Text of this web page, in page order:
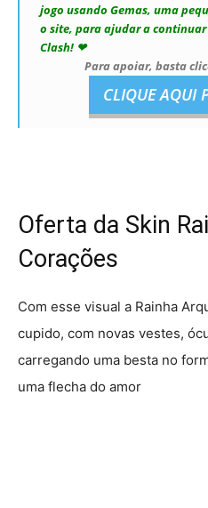
jogo usando Gemas, uma
o site, para ajudar a
Clash! ❤
Para apoiar, basta
CLIQUE AQUI
Oferta da Skin
Corações
Com esse visual a Rainha
cupido, com novas vestes,
carregando uma besta no
uma flecha do amor